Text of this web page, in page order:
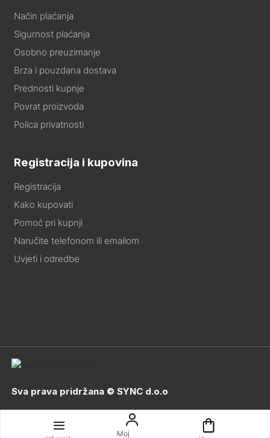
Moj
Način plaćanja
Sigurnost plaćanja
Osobno preuzimanje
Brza i pouzdana dostava
Prednosti kupnje
Povrat proizvoda
Polica privatnosti
Registracija i kupovina
Registracija
Kako kupovati
Pomoć pri kupnji
Naručite telefonom ili emailom
Uvjeti i odredbe
Sva prava pridržana © SYNC d.o.o